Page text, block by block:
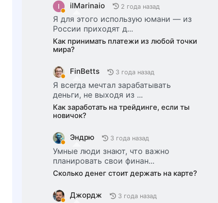
I ilMarinaio 2 года назад
Я для этого использую юмани — из
России приходят д...
Как принимать платежи из любой точки
мира?
FinBetts 3 года назад
Я всегда мечтал зарабатывать
деньги, не выходя из ...
Как заработать на трейдинге, если ты
новичок?
Эндрю 3 года назад
Умные люди знают, что важно
планировать свои финан...
Сколько денег стоит держать на карте?
Джордж 3 года назад